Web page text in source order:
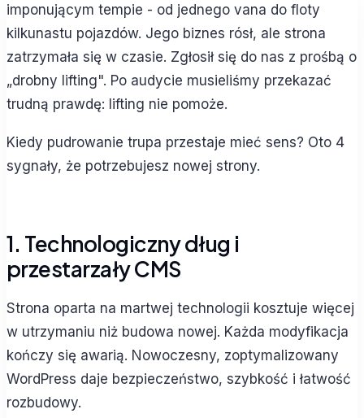
imponującym tempie - od jednego vana do floty
kilkunastu pojazdów. Jego biznes rósł, ale strona
zatrzymała się w czasie. Zgłosił się do nas z prośbą o
„drobny lifting". Po audycie musieliśmy przekazać
trudną prawdę: lifting nie pomoże.
Kiedy pudrowanie trupa przestaje mieć sens? Oto 4
sygnały, że potrzebujesz nowej strony.
1. Technologiczny dług i
przestarzały CMS
Strona oparta na martwej technologii kosztuje więcej
w utrzymaniu niż budowa nowej. Każda modyfikacja
kończy się awarią. Nowoczesny, zoptymalizowany
WordPress daje bezpieczeństwo, szybkość i łatwość
rozbudowy.